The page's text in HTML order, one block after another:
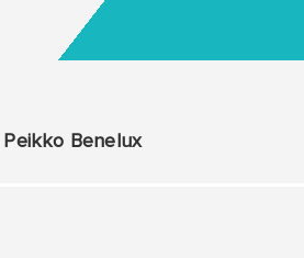
Peikko Benelux